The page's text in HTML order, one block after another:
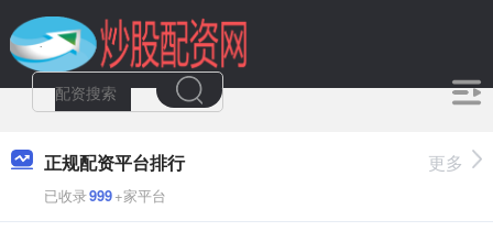
正规配资平台排行
已收录999+家平台
更多